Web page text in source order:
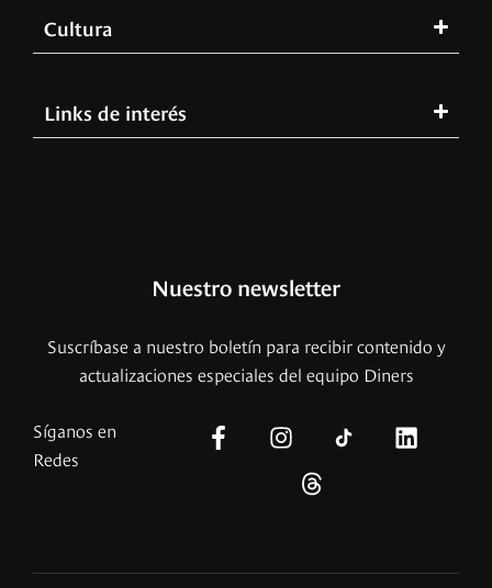
Cultura
Links de interés
Nuestro newsletter
Suscríbase a nuestro boletín para recibir contenido y
actualizaciones especiales del equipo Diners
Síganos en
Redes